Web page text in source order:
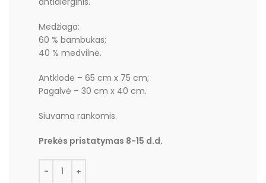
Medžiaga:
60 % bambukas;
40 % medvilnė.
Antklodė – 65 cm x 75 cm;
Pagalvė – 30 cm x 40 cm.
Siuvama rankomis.
Prekės pristatymas 8-15 d.d.